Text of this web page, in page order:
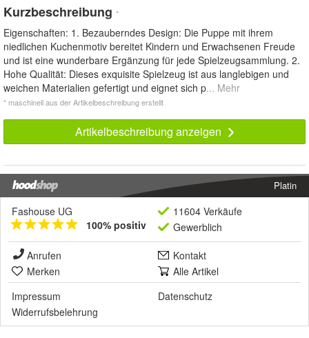
Kurzbeschreibung *
Eigenschaften: 1. Bezauberndes Design: Die Puppe mit ihrem
niedlichen Kuchenmotiv bereitet Kindern und Erwachsenen Freude
und ist eine wunderbare Ergänzung für jede Spielzeugsammlung. 2.
Hohe Qualität: Dieses exquisite Spielzeug ist aus langlebigen und
weichen Materialien gefertigt und eignet sich p... Mehr
* maschinell aus der Artikelbeschreibung erstellt
Artikelbeschreibung anzeigen
Platin
Fashouse UG
100% positiv
11604 Verkäufe
Gewerblich
Anrufen
Kontakt
Merken
Alle Artikel
Impressum
Datenschutz
Widerrufsbelehrung